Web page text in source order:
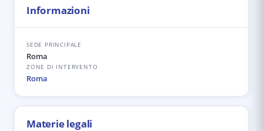
Informazioni
SEDE PRINCIPALE
Roma
ZONE DI INTERVENTO
Roma
Materie legali